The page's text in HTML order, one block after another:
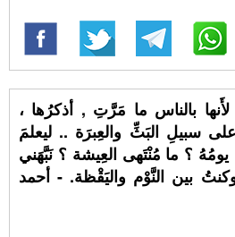
لأَنها بالناس ما مَرَّتِ , أذكرُها ،
سبيلِ البَثِّ والعِبرَة .. ليعلمَ
؟ ما مُنْتَهى العِيشة ؟ نَبَّهَني
بين النَّوْم واليَقْظة. - أحمد